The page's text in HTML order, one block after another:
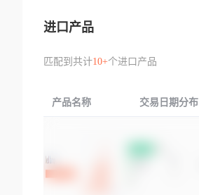
进口产品
匹配到共计10+个进口产品
产品名称 交易日期分布